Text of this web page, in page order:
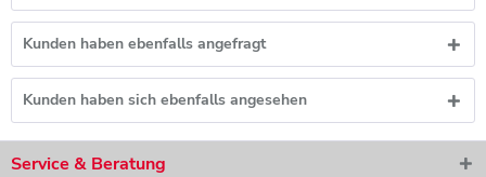
Kunden haben ebenfalls angefragt
Kunden haben sich ebenfalls angesehen
Service & Beratung